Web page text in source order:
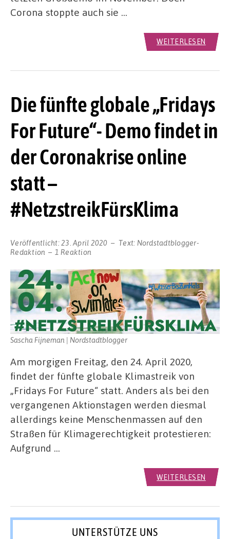
Corona stoppte auch sie …
WEITERLESEN
Die fünfte globale „Fridays
For Future“- Demo findet in
der Coronakrise online
statt –
#NetzstreikFürsKlima
Veröffentlicht:23. April 2020 Text: Nordstadtblogger-
Redaktion
1 Reaktion
Sascha Fijneman | Nordstadtblogger
Am morgigen Freitag, den 24. April 2020,
findet der fünfte globale Klimastreik von
„Fridays For Future“ statt. Anders als bei den
vergangenen Aktionstagen werden diesmal
allerdings keine Menschenmassen auf den
Straßen für Klimagerechtigkeit protestieren:
Aufgrund …
WEITERLESEN
UNTERSTÜTZE UNS